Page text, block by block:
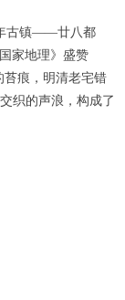
古镇——廿八都
家地理》盛赞
苔痕，明清老宅错
织的声浪，构成了